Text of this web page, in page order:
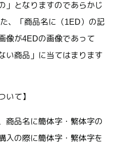
」となりますのであらかじ
、「商品名に（1ED）の記
像が4EDの画像であって
い商品」に当てはまります
いて】
商品名に簡体字・繁体字の
入の際に簡体字・繁体字を